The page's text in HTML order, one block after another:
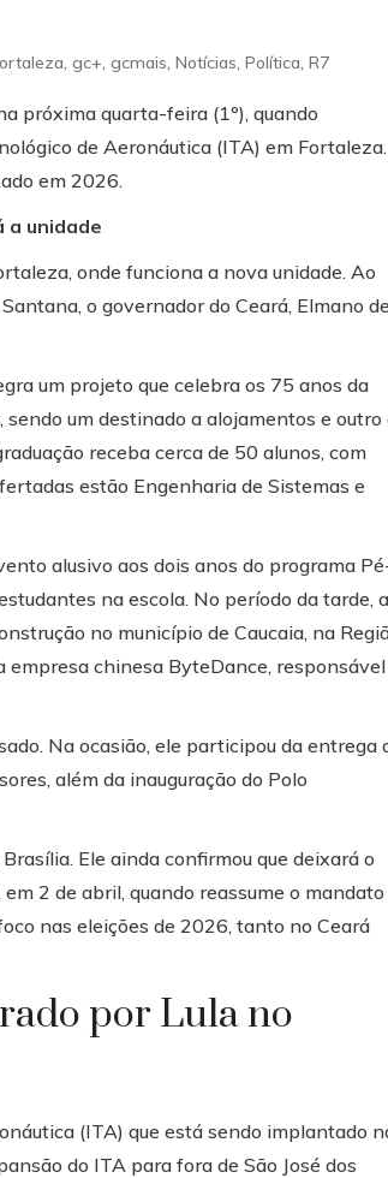
gc+ gcmais Notícias Política R7
próxima quarta-feira (1º), quando
de Aeronáutica (ITA) em
em 2026.
a unidade
onde funciona a nova unidade. Ao
o governador do Ceará, Elmano de
um projeto que celebra os 75 anos da
um destinado a alojamentos e outro
receba cerca de 50 alunos, com
estão Engenharia de Sistemas e
alusivo aos dois anos do programa
na escola. No período da tarde, a
no município de Caucaia, na
chinesa ByteDance, responsável
Na ocasião, ele participou da entrega
além da inauguração do Polo
Ele ainda confirmou que deixará o
2 de abril, quando reassume o mandato
nas eleições de 2026, tanto no Ceará
por Lula no
(ITA) que está sendo implantado
do ITA para fora de São José dos